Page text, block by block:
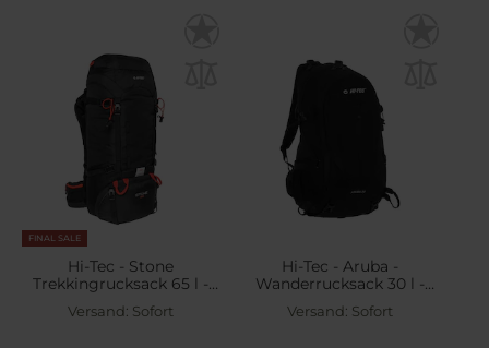
FINAL SALE
Hi-Tec - Stone
Trekkingrucksack 65 l -
Black/High Risk Red
Versand: Sofort
Hi-Tec - Aruba -
Wanderrucksack 30 l -
Black/Micro Chip
Versand: Sofort